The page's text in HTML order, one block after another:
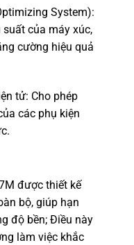
System):
của máy xúc,
cường hiệu quả
tử: Cho phép
các phụ kiện
được thiết kế
bộ, giúp hạn
độ bền; Điều này
làm việc khắc